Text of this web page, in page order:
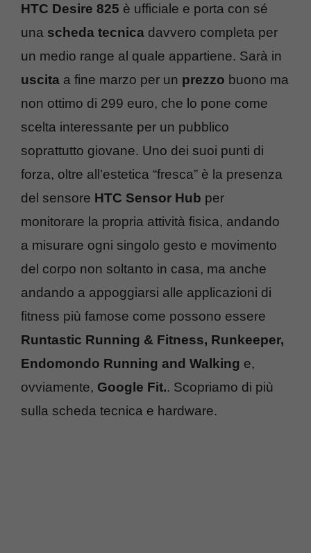
HTC Desire 825 è ufficiale e porta con sé
una scheda tecnica davvero completa per
un medio range al quale appartiene. Sarà in
uscita a fine marzo per un prezzo buono ma
non ottimo di 299 euro, che lo pone come
scelta interessante per un pubblico
soprattutto giovane. Uno dei suoi punti di
forza, oltre all’estetica “fresca” è la presenza
del sensore HTC Sensor Hub per
monitorare la propria attività fisica, andando
a misurare ogni singolo gesto e movimento
del corpo non soltanto in casa, ma anche
andando a appoggiarsi alle applicazioni di
fitness più famose come possono essere
Runtastic Running & Fitness, Runkeeper,
Endomondo Running and Walking e,
ovviamente, Google Fit.. Scopriamo di più
sulla scheda tecnica e hardware.